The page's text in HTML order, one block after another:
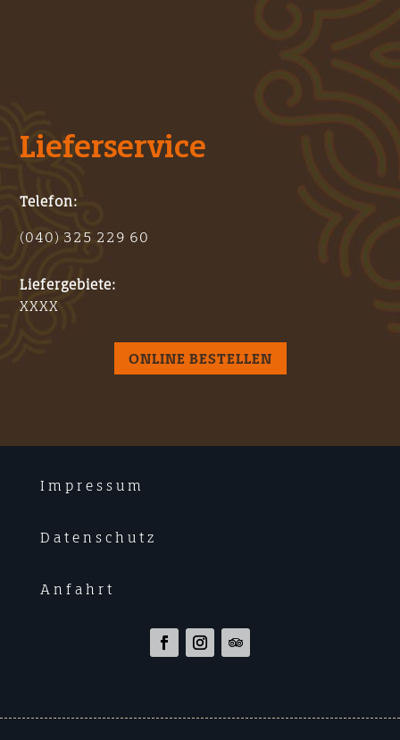
Lieferservice
Telefon:
(040) 325 229 60
Liefergebiete:
XXXX
ONLINE BESTELLEN
Impressum
Datenschutz
Anfahrt